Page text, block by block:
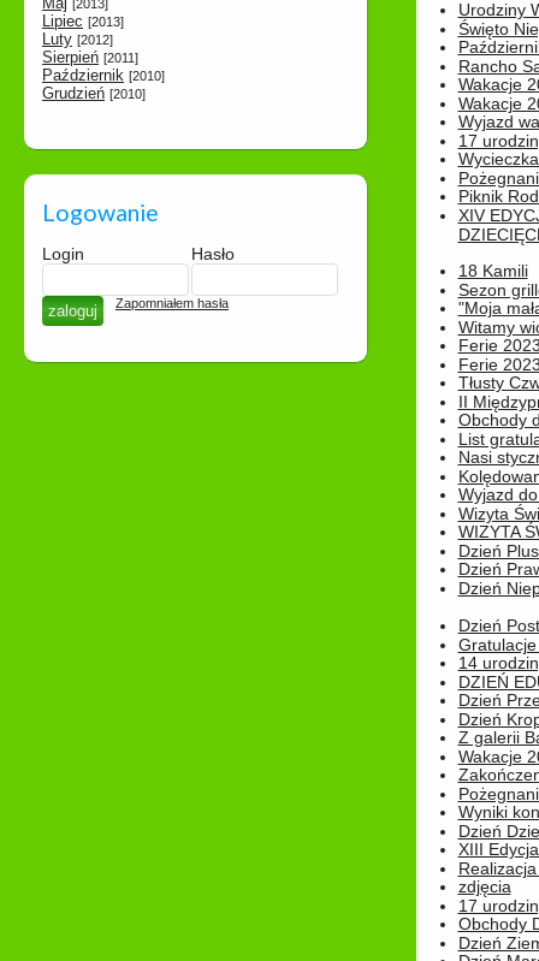
[2013]
Lipiec [2013]
Luty [2012]
Sierpień [2011]
Październik [2010]
Grudzień [2010]
Logowanie
Login Hasło
Zapomniałem hasła
Urodziny
Święto
Rancho
Wakacje
Wakacje
Wyjazd
17
Piknik
XIV
18 Kamili
Sezon
"Moja
Witamy
Ferie
Ferie
Tłusty
II
Obchody
List
Nasi
Wyjazd
Wizyta
WIZYTA
Dzień
Dzień
Dzień
Dzień
14
DZIEŃ
Dzień
Dzień
Z galerii
Wakacje
Wyniki
Dzień
XIII
zdjęcia
17
Obchody
Dzień